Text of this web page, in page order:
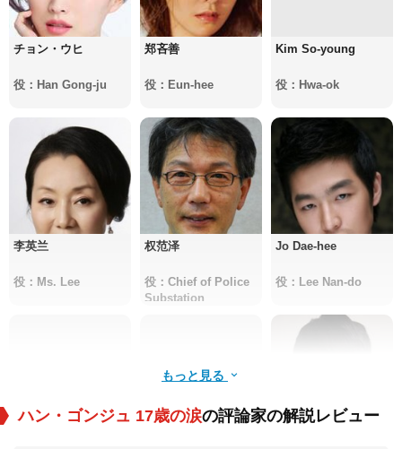
チョン・ウヒ
役：Han Gong-ju
郑吝善
役：Eun-hee
Kim So-young
役：Hwa-ok
李英兰
役：Ms. Lee
权范泽
役：Chief of Police
Substation
Jo Dae-hee
役：Lee Nan-do
もっと見る
ハン・ゴンジュ 17歳の涙の評論家の解説レビュー